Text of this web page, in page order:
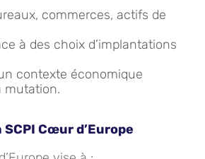
commerces, actifs de
à des choix d’implantations
contexte économique
mutation.
SCPI Cœur d’Europe